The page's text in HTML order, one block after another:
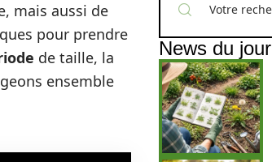
mais aussi de
pour prendre
de taille, la
ensemble
News du jour